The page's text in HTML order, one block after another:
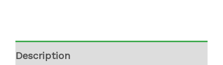
Description